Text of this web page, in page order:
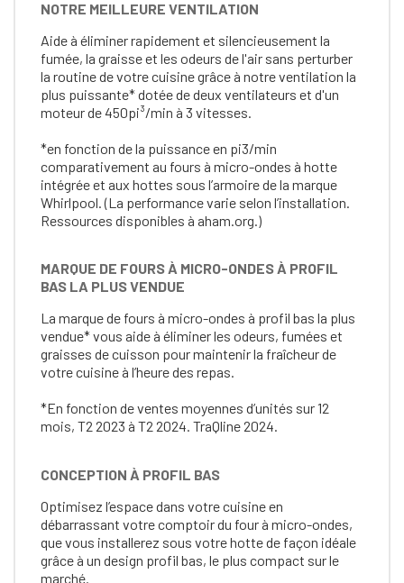
NOTRE MEILLEURE VENTILATION
Aide à éliminer rapidement et silencieusement la
fumée, la graisse et les odeurs de l'air sans perturber
la routine de votre cuisine grâce à notre ventilation la
plus puissante* dotée de deux ventilateurs et d'un
moteur de 450pi³/min à 3 vitesses.
*en fonction de la puissance en pi3/min
comparativement au fours à micro-ondes à hotte
intégrée et aux hottes sous l’armoire de la marque
Whirlpool. (La performance varie selon l’installation.
Ressources disponibles à aham.org.)
MARQUE DE FOURS À MICRO-ONDES À PROFIL
BAS LA PLUS VENDUE
La marque de fours à micro-ondes à profil bas la plus
vendue* vous aide à éliminer les odeurs, fumées et
graisses de cuisson pour maintenir la fraîcheur de
votre cuisine à l’heure des repas.
*En fonction de ventes moyennes d’unités sur 12
mois, T2 2023 à T2 2024. TraQline 2024.
CONCEPTION À PROFIL BAS
Optimisez l’espace dans votre cuisine en
débarrassant votre comptoir du four à micro-ondes,
que vous installerez sous votre hotte de façon idéale
grâce à un design profil bas, le plus compact sur le
marché.